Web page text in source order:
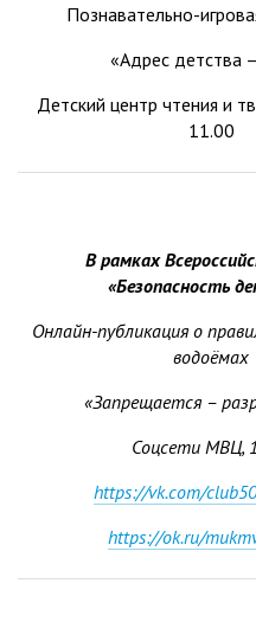
Познавательно-
«Адрес детства
Детский центр чтения и
11.00
В рамках
«Безопасность
Онлайн-публикация о
водоёмах
«Запрещается –
Соцсети МВЦ,
https://vk.com/
https://ok.ru/